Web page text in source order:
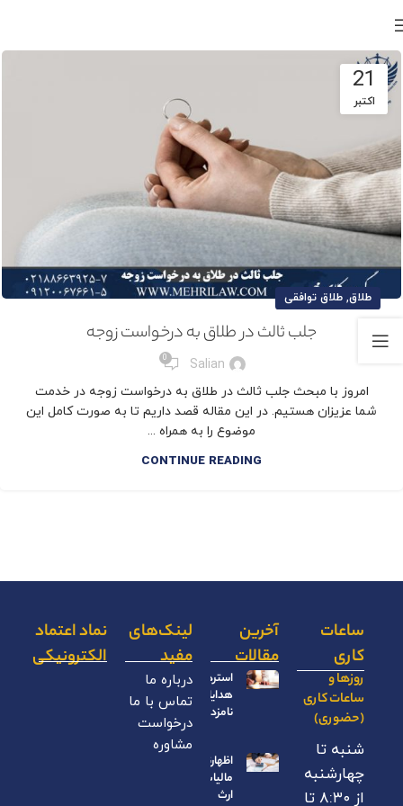
21
اکتبر
طلاق, طلاق توافقی
جلب ثالث در طلاق به درخواست زوجه
Salian
0
امروز با مبحث جلب ثالث در طلاق به درخواست زوجه در خدمت
شما عزیزان هستیم. در این مقاله قصد داریم تا به صورت کامل این
موضوع را به همراه ...
CONTINUE READING
ساعات
کاری
روزها و
ساعات کاری
(حضوری)
شنبه تا
چهارشنبه
از ۸:۳۰ تا
آخرین
مقالات
استرداد
هدایای
نامزدی
اظهارنامه
مالیات بر
ارث
لینک‌های
مفید
درباره ما
تماس با ما
درخواست
مشاوره
نماد اعتماد
الکترونیکی